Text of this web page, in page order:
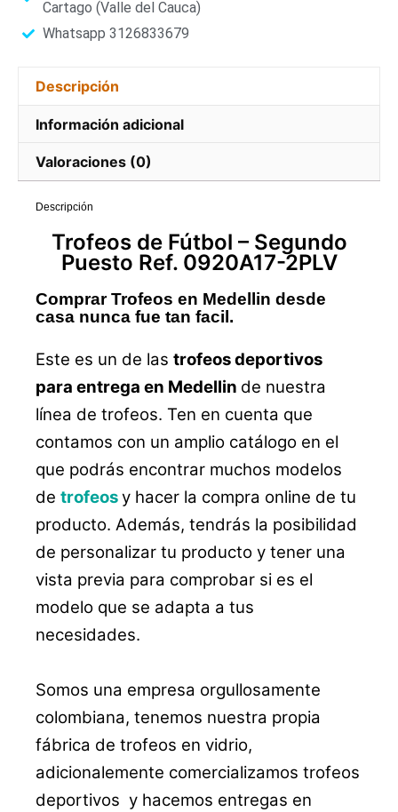
Cartago (Valle del Cauca)
Whatsapp 3126833679
Descripción
Información adicional
Valoraciones (0)
Descripción
Trofeos de Fútbol –Segundo
Puesto Ref. 0920A17-2PLV
Comprar Trofeos en Medellin desde
casa nunca fue tan facil.
Este es un de las trofeos deportivos
para entrega en Medellin de nuestra
línea de trofeos. Ten en cuenta que
contamos con un amplio catálogo en el
que podrás encontrar muchos modelos
de trofeosy hacer la compra online de tu
producto. Además, tendrás la posibilidad
de personalizar tu producto y tener una
vista previa para comprobar si es el
modelo que se adapta a tus
necesidades.
Somos una empresa orgullosamente
colombiana, tenemos nuestra propia
fábrica de trofeos en vidrio,
adicionalemente comercializamos trofeos
deportivos y hacemos entregas en